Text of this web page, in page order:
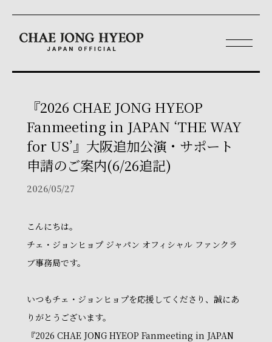
『2026 CHAE JONG HYEOP
Fanmeeting in JAPAN ‘THE WAY
for US’』大阪追加公演・サポート
申請のご案内(6/26追記)
2026/05/27
こんにちは。
チェ・ジョンヒョプ ジャパン オフィシャル ファンクラ
ブ事務局です。
いつもチェ・ジョンヒョプを応援してくださり、誠にあ
りがとうございます。
『2026 CHAE JONG HYEOP Fanmeeting in JAPAN